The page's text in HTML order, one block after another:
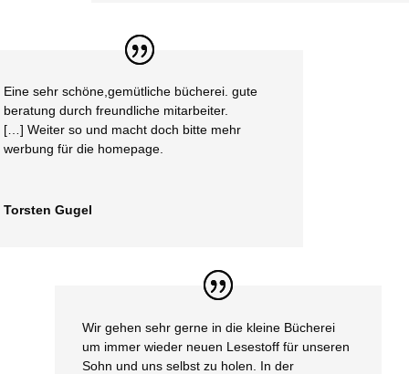
Eine sehr schöne,gemütliche bücherei. gute
beratung durch freundliche mitarbeiter.
[…] Weiter so und macht doch bitte mehr
werbung für die homepage.
Torsten Gugel
Wir gehen sehr gerne in die kleine Bücherei
um immer wieder neuen Lesestoff für unseren
Sohn und uns selbst zu holen. In der